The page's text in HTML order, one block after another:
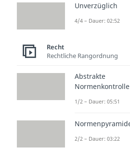
potenziell eine
verhängt wird, ist
(VStGB)
Mord
besonders
Totschlags(§
Raub mit
sexueller
Nötigung
Unverzüglich
4/4 – Dauer: 02:52
Recht
Rechtliche Rangordnung
Abstrakte
Normenkontrolle
1/2 – Dauer: 05:51
2/2 – Dauer: 03:22